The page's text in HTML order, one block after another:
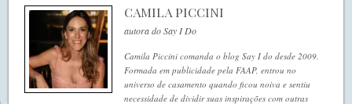
CAMILA PICCINI
autora do Say I Do
Camila Piccini comanda o blog Say I do desde 2009.
Formada em publicidade pela FAAP, entrou no
universo de casamento quando ficou noiva e sentiu
necessidade de dividir suas inspirações com outras